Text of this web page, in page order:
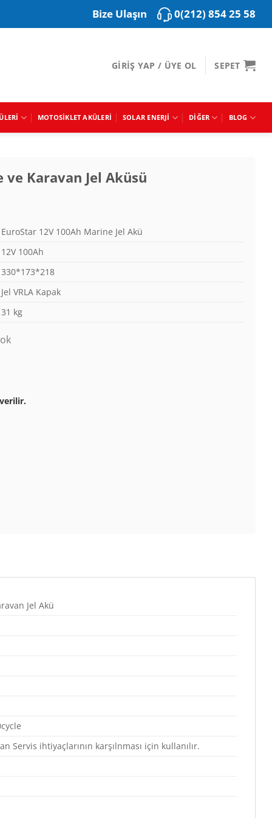
Bize Ulaşın 0(212) 854 25 58
GIRIŞ YAP / ÜYE OL SEPET
MOTOSIKLET AKÜLERI SOLAR ENERJI DIĞER BLOG
ve Karavan Jel Aküsü
EuroStar 12V 100Ah Marine Jel Akü
12V 100Ah
330*173*218
Jel VRLA Kapak
31 kg
Jel Akü
Servis ihtiyaçlarının karşılnması için kullanılır.